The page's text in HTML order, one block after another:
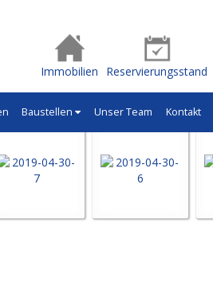
Immobilien Reservierungsstand
Baustellen Unser Team Kontakt